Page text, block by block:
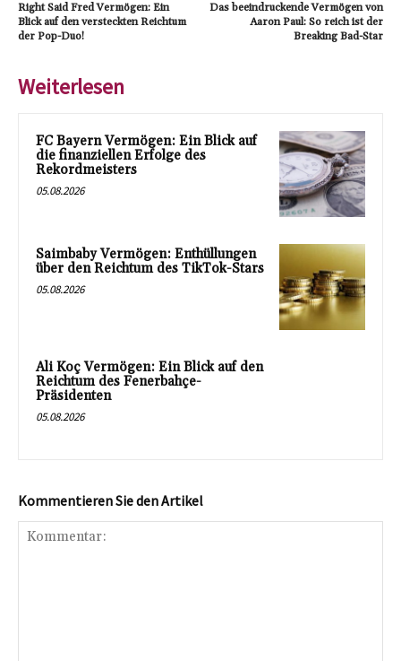
Right Said Fred Vermögen: Ein
Blick auf den versteckten Reichtum
der Pop-Duo!
Das beeindruckende Vermögen von
Aaron Paul: So reich ist der
Breaking Bad-Star
Weiterlesen
FC Bayern Vermögen: Ein Blick auf
die finanziellen Erfolge des
Rekordmeisters
05.08.2026
Saimbaby Vermögen: Enthüllungen
über den Reichtum des TikTok-Stars
05.08.2026
Ali Koç Vermögen: Ein Blick auf den
Reichtum des Fenerbahçe-
Präsidenten
05.08.2026
Kommentieren Sie den Artikel